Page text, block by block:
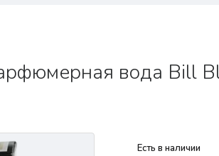
вода Bill
Есть в наличии